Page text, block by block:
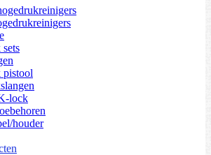
pistool
lock
houder